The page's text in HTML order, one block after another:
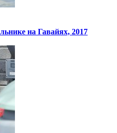
на Гавайях, 2017